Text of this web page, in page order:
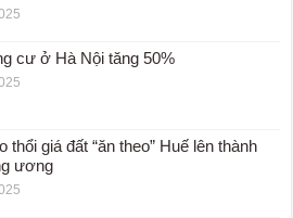
cư ở Hà Nội tăng 50%
thổi giá đất “ăn theo” Huế lên thành
ương